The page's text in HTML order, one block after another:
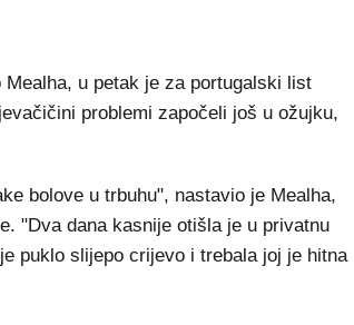
u petak je za portugalski list
problemi započeli još u ožujku,
bolove u trbuhu", nastavio je Mealha,
"Dva dana kasnije otišla je u privatnu
puklo slijepo crijevo i trebala joj je hitna